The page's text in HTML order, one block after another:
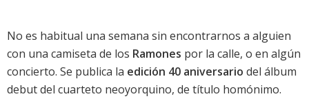
No es habitual una semana sin encontrarnos a alguien
con una camiseta de los Ramones por la calle, o en algún
concierto. Se publica la edición 40 aniversario del álbum
debut del cuarteto neoyorquino, de título homónimo.